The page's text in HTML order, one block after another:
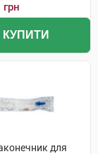
грн
КУПИТИ
для